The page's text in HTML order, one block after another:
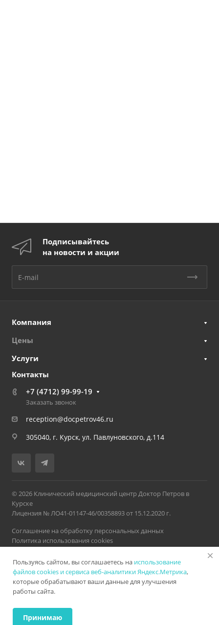
Подписывайтесь
на новости и акции
Компания
Цены
Услуги
Контакты
+7 (4712) 99-99-19
Заказать звонок
reception@docpetrov46.ru
305040, г. Курск, ул. Павлуновского, д.114
© 2026 Клинический медицинский центр Доктор Петров в
Курске
Лицензия № ЛО41-01147-46/00358893 от 15.12.2020 г.
Соглашение на обработку персональных данных
Политика использования cookies
Версия для слабовидящих
Карта сайта Разработано в
ИМЕЮТСЯ ПРОТИВОПОКАЗАНИЯ. НЕОБХОДИМА
Пользуясь сайтом, вы соглашаетесь на использование
файлов cookies и сервиса веб-аналитики Яндекс.Метрика,
которые обрабатывают ваши данные для улучшения
работы сайта.
Принимаю